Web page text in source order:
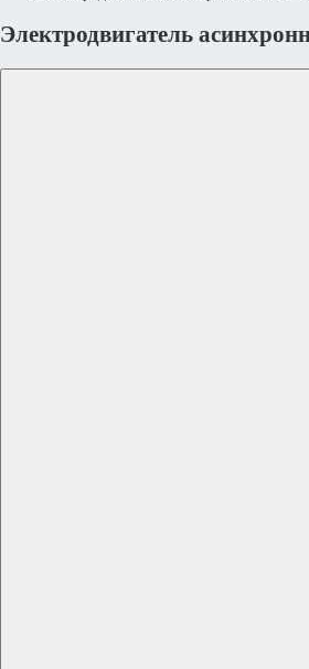
Электродвигатель